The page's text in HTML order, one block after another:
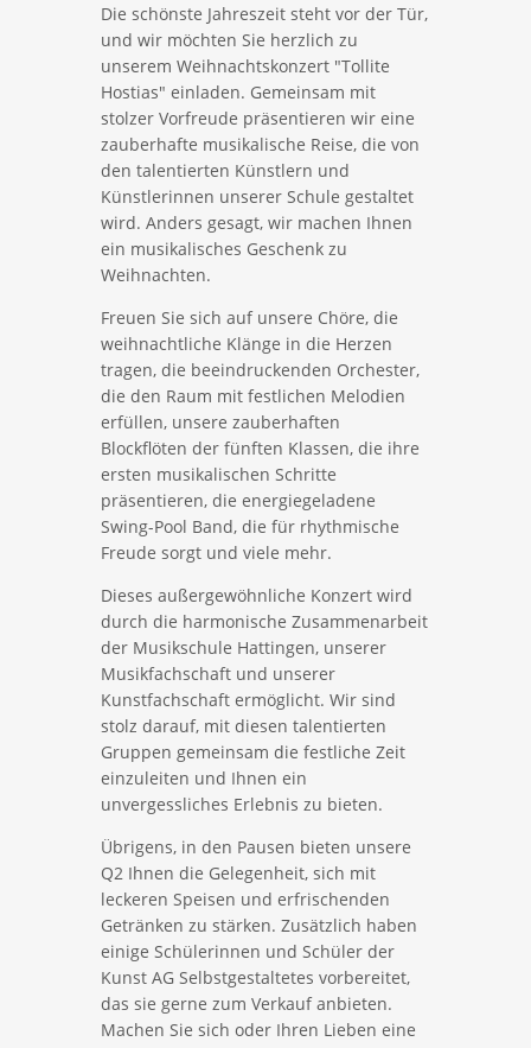
Die schönste Jahreszeit steht vor der Tür,
und wir möchten Sie herzlich zu
unserem Weihnachtskonzert "Tollite
Hostias" einladen. Gemeinsam mit
stolzer Vorfreude präsentieren wir eine
zauberhafte musikalische Reise, die von
den talentierten Künstlern und
Künstlerinnen unserer Schule gestaltet
wird. Anders gesagt, wir machen Ihnen
ein musikalisches Geschenk zu
Weihnachten.
Freuen Sie sich auf unsere Chöre, die
weihnachtliche Klänge in die Herzen
tragen, die beeindruckenden Orchester,
die den Raum mit festlichen Melodien
erfüllen, unsere zauberhaften
Blockflöten der fünften Klassen, die ihre
ersten musikalischen Schritte
präsentieren, die energiegeladene
Swing-Pool Band, die für rhythmische
Freude sorgt und viele mehr.
Dieses außergewöhnliche Konzert wird
durch die harmonische Zusammenarbeit
der Musikschule Hattingen, unserer
Musikfachschaft und unserer
Kunstfachschaft ermöglicht. Wir sind
stolz darauf, mit diesen talentierten
Gruppen gemeinsam die festliche Zeit
einzuleiten und Ihnen ein
unvergessliches Erlebnis zu bieten.
Übrigens, in den Pausen bieten unsere
Q2 Ihnen die Gelegenheit, sich mit
leckeren Speisen und erfrischenden
Getränken zu stärken. Zusätzlich haben
einige Schülerinnen und Schüler der
Kunst AG Selbstgestaltetes vorbereitet,
das sie gerne zum Verkauf anbieten.
Machen Sie sich oder Ihren Lieben eine